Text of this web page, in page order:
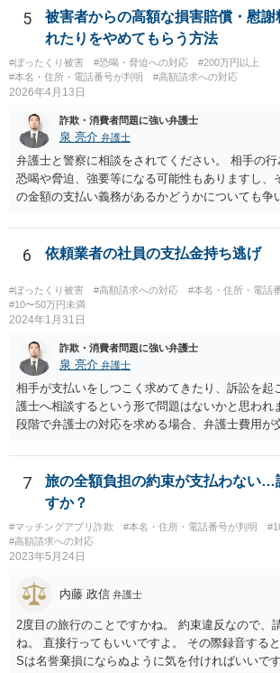
5
被害者からの高額な損害賠償・慰謝
れたりをやめてもらう方法
#ぼったくり被害 #恐喝・脅迫への対応
#200万円以上
#本名・住所・電話番号が判明
#高額請求への対応
2026年4月13日
詐欺・消費者問題に強い弁護士
泉 亮介 弁護士
弁護士と警察に相談をされてください。 相手の
恐喝や脅迫、強要等になる可能性もありますし、
の金額の支払い義務があるかどうかについても争
6 依頼業者の社員の支払金持ち逃げ
#ぼったくり被害 #高額請求への対応
#本名・住所・電話
#10〜50万円未満
2024年1月31日
詐欺・消費者問題に強い弁護士
泉 亮介 弁護士
相手が支払いをしつこく求めてきたり、訴訟を起
護士へ相談するという形で問題はないかと思われ
段階で弁護士の対応を求める場合、弁護士費用が
のかを考えておく必要があるでしょう。
7
旅の全額負担の約束が支払わない…
すか？
#マッチングアプリ詐欺 #本名・住所・電話番号が判明
#高額請求への対応
2023年5月24日
内藤 政信 弁護士
2度目の旅行のことですかね。 約束違反なので、
ね。 直接行ってもいいですよ。 その際録音する
Sは名誉棄損にならぬように気を付ければいいで